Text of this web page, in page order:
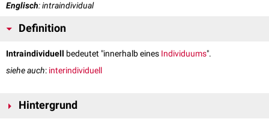
Englisch: intraindividual
Definition
Intraindividuell bedeutet "innerhalb eines Individuums".
siehe auch: interindividuell
Hintergrund